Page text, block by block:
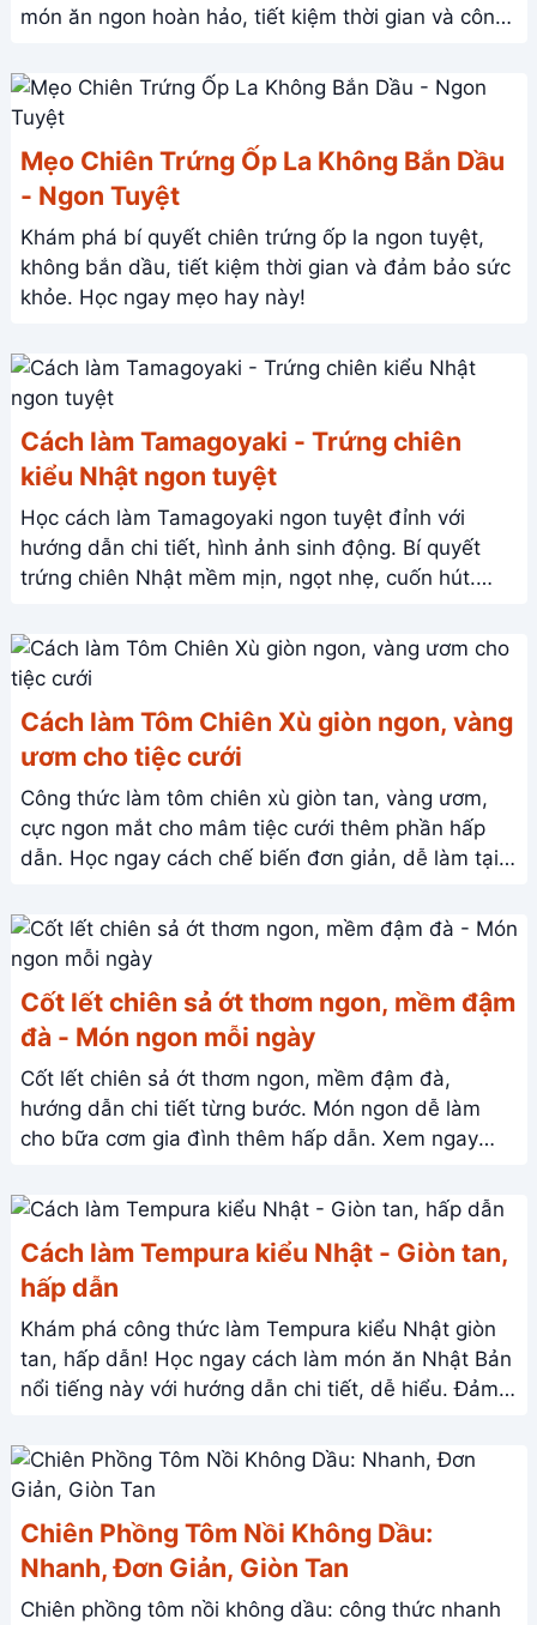
món ăn ngon hoàn hảo, tiết kiệm thời gian và công
Mẹo Chiên Trứng Ốp La Không Bắn Dầu
- Ngon Tuyệt
Khám phá bí quyết chiên trứng ốp la ngon tuyệt,
không bắn dầu, tiết kiệm thời gian và đảm bảo sức
khỏe. Học ngay mẹo hay này!
Cách làm Tamagoyaki - Trứng chiên
kiểu Nhật ngon tuyệt
Học cách làm Tamagoyaki ngon tuyệt đỉnh với
hướng dẫn chi tiết, hình ảnh sinh động. Bí quyết
trứng chiên Nhật mềm mịn, ngọt nhẹ, cuốn hút.
Cách làm Tôm Chiên Xù giòn ngon, vàng
ươm cho tiệc cưới
Công thức làm tôm chiên xù giòn tan, vàng ươm,
cực ngon mắt cho mâm tiệc cưới thêm phần hấp
dẫn. Học ngay cách chế biến đơn giản, dễ làm tại
Cốt lết chiên sả ớt thơm ngon, mềm đậm
đà - Món ngon mỗi ngày
Cốt lết chiên sả ớt thơm ngon, mềm đậm đà,
hướng dẫn chi tiết từng bước. Món ngon dễ làm
cho bữa cơm gia đình thêm hấp dẫn. Xem ngay
Cách làm Tempura kiểu Nhật - Giòn tan,
hấp dẫn
Khám phá công thức làm Tempura kiểu Nhật giòn
tan, hấp dẫn! Học ngay cách làm món ăn Nhật Bản
nổi tiếng này với hướng dẫn chi tiết, dễ hiểu. Đảm
Chiên Phồng Tôm Nồi Không Dầu:
Nhanh, Đơn Giản, Giòn Tan
Chiên phồng tôm nồi không dầu: công thức nhanh